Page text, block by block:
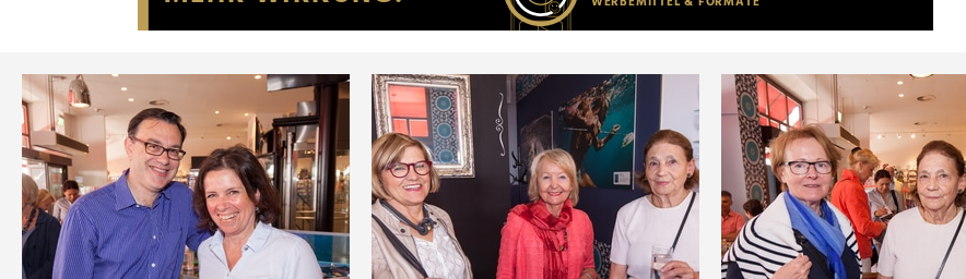
der Dienste gesammelt haben.